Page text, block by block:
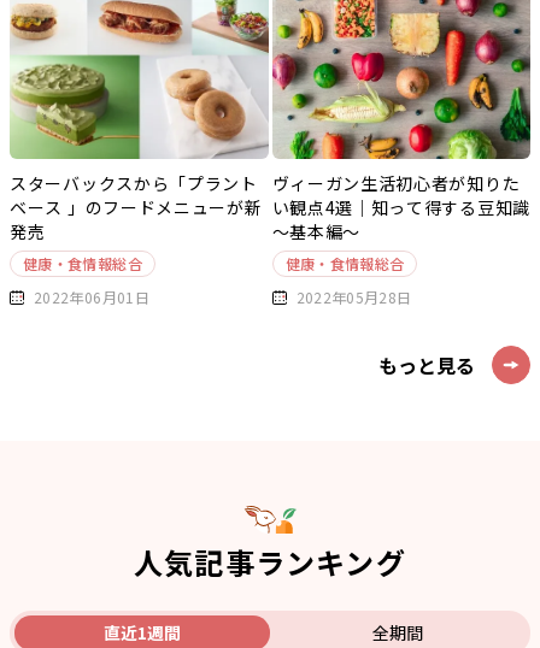
スターバックスから「プラント
ベース 」のフードメニューが新
発売
健康・食情報総合
2022年06月01日
ヴィーガン生活初心者が知りた
い観点4選｜知って得する豆知識
～基本編～
健康・食情報総合
2022年05月28日
もっと見る
人気記事ランキング
直近1週間 全期間